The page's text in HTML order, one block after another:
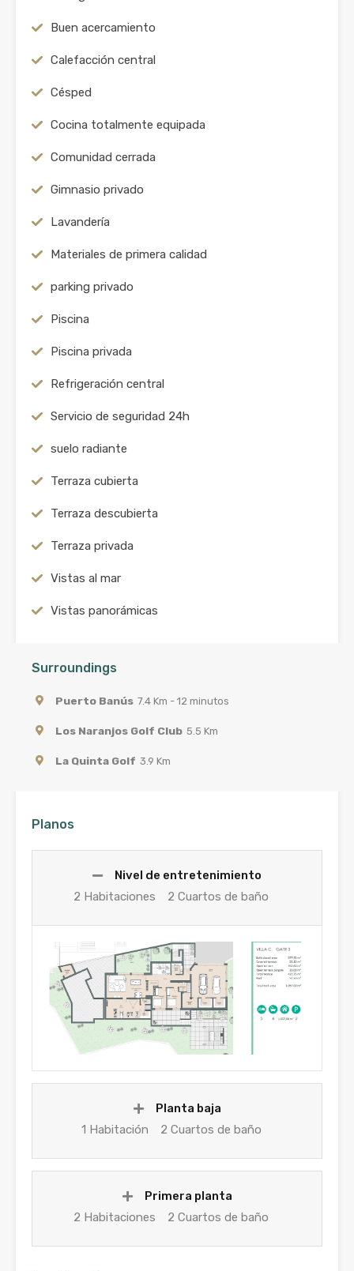
Buen acercamiento
Calefacción central
Césped
Cocina totalmente equipada
Comunidad cerrada
Gimnasio privado
Lavandería
Materiales de primera calidad
parking privado
Piscina
Piscina privada
Refrigeración central
Servicio de seguridad 24h
suelo radiante
Terraza cubierta
Terraza descubierta
Terraza privada
Vistas al mar
Vistas panorámicas
Surroundings
Puerto Banús 7.4 Km - 12 minutos
Los Naranjos Golf Club 5.5 Km
La Quinta Golf 3.9 Km
Planos
Nivel de entretenimiento
2 Habitaciones
2 Cuartos de baño
Planta baja
1 Habitación
2 Cuartos de baño
Primera planta
2 Habitaciones
2 Cuartos de baño